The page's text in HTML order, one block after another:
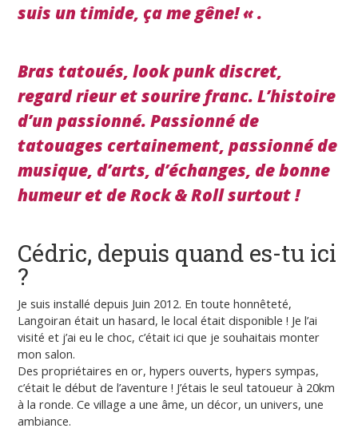
suis un timide, ça me gêne! « .
Bras tatoués, look punk discret,
regard rieur et sourire franc. L’histoire
d’un passionné. Passionné de
tatouages certainement, passionné de
musique, d’arts, d’échanges, de bonne
humeur et de Rock & Roll surtout !
Cédric, depuis quand es-tu ici
?
Je suis installé depuis Juin 2012. En toute honnêteté,
Langoiran était un hasard, le local était disponible ! Je l’ai
visité et j’ai eu le choc, c’était ici que je souhaitais monter
mon salon.
Des propriétaires en or, hypers ouverts, hypers sympas,
c’était le début de l’aventure ! J’étais le seul tatoueur à 20km
à la ronde. Ce village a une âme, un décor, un univers, une
ambiance.